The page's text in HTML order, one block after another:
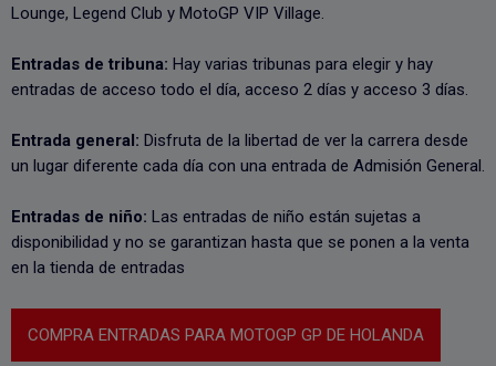
Lounge, Legend Club y MotoGP VIP Village.
Entradas de tribuna: Hay varias tribunas para elegir y hay
entradas de acceso todo el día, acceso 2 días y acceso 3 días.
Entrada general: Disfruta de la libertad de ver la carrera desde
un lugar diferente cada día con una entrada de Admisión General.
Entradas de niño: Las entradas de niño están sujetas a
disponibilidad y no se garantizan hasta que se ponen a la venta
en la tienda de entradas
COMPRA ENTRADAS PARA MOTOGP GP DE HOLANDA